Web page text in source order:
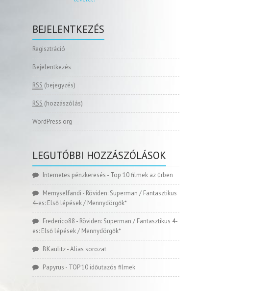
BEJELENTKEZÉS
Regisztráció
Bejelentkezés
RSS (bejegyzés)
RSS (hozzászólás)
WordPress.org
LEGUTÓBBI HOZZÁSZÓLÁSOK
Internetes pénzkeresés - Top 10 filmek az űrben
Memyselfandi - Röviden: Superman / Fantasztikus
4-es: Első lépések / Mennydörgők*
Frederico88 - Röviden: Superman / Fantasztikus 4-
es: Első lépések / Mennydörgők*
BKaulitz-Alias sorozat
Papyrus - TOP 10 időutazós filmek